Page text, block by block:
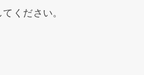
ください。